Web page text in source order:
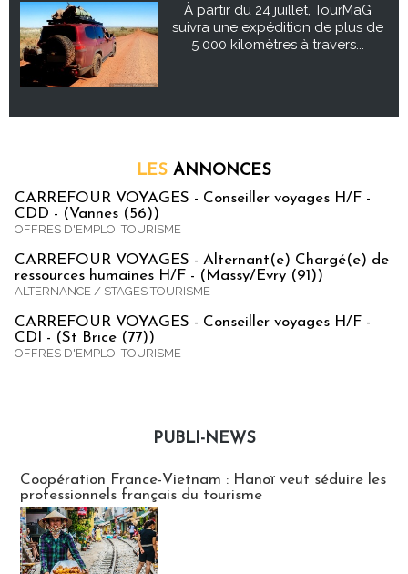
À partir du 24 juillet, TourMaG
suivra une expédition de plus de
5 000 kilomètres à travers...
LES ANNONCES
CARREFOUR VOYAGES - Conseiller voyages H/F -
CDD - (Vannes (56))
OFFRES D'EMPLOI TOURISME
CARREFOUR VOYAGES - Alternant(e) Chargé(e) de
ressources humaines H/F - (Massy/Evry (91))
ALTERNANCE / STAGES TOURISME
CARREFOUR VOYAGES - Conseiller voyages H/F -
CDI - (St Brice (77))
OFFRES D'EMPLOI TOURISME
PUBLI-NEWS
Coopération France-Vietnam : Hanoï veut séduire les
professionnels français du tourisme